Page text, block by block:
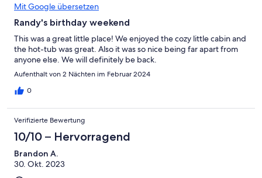
Mit Google übersetzen
Randy's birthday weekend
This was a great little place! We enjoyed the cozy little cabin and
the hot-tub was great. Also it was so nice being far apart from
anyone else. We will definitely be back.
Aufenthalt von 2 Nächten im Februar 2024
0
Verifizierte Bewertung
10/10 – Hervorragend
Brandon A.
30. Okt. 2023